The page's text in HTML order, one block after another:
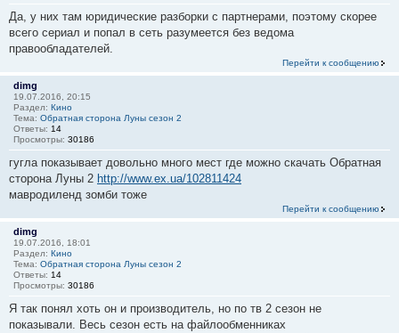
Да, у них там юридические разборки с партнерами, поэтому скорее
всего сериал и попал в сеть разумеется без ведома
правообладателей.
Перейти к сообщению
dimg
19.07.2016, 20:15
Раздел: Кино
Тема: Обратная сторона Луны сезон 2
Ответы: 14
Просмотры: 30186
гугла показывает довольно много мест где можно скачать Обратная
сторона Луны 2 http://www.ex.ua/102811424
мавродиленд зомби тоже
Перейти к сообщению
dimg
19.07.2016, 18:01
Раздел: Кино
Тема: Обратная сторона Луны сезон 2
Ответы: 14
Просмотры: 30186
Я так понял хоть он и производитель, но по тв 2 сезон не
показывали. Весь сезон есть на файлообменниках